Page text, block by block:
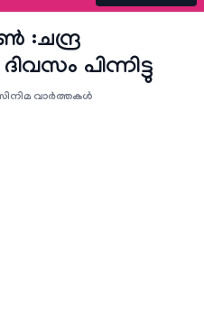
:ചന്ദ്ര
പിന്നിട്ടു
വാര്‍ത്തകള്‍